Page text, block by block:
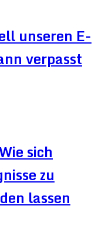
unseren E-
verpasst
sich
zu
lassen